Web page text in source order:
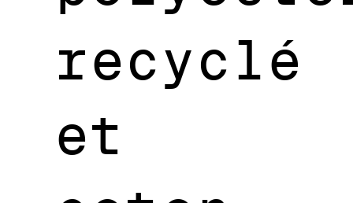
recyclé
et